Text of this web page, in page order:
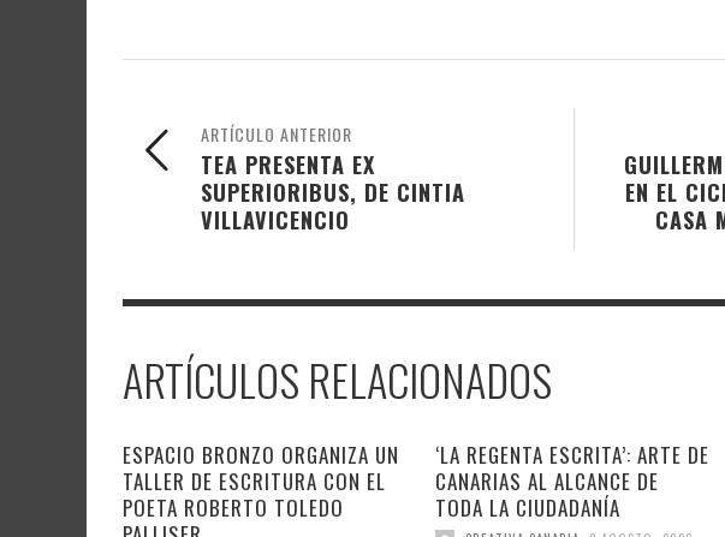
EN EL
CASA
ARTÍCULO ANTERIOR
TEA PRESENTA EX
SUPERIORIBUS, DE CINTIA
VILLAVICENCIO
ARTÍCULOS RELACIONADOS
ESPACIO BRONZO ORGANIZA UN
TALLER DE ESCRITURA CON EL
POETA ROBERTO TOLEDO
‘LA REGENTA ESCRITA’: ARTE DE
CANARIAS AL ALCANCE DE
TODA LA CIUDADANÍA